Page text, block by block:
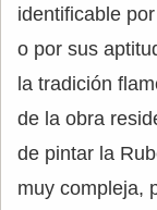
identificable
o por sus
la tradición
de la obra
de pintar la
muy compleja,